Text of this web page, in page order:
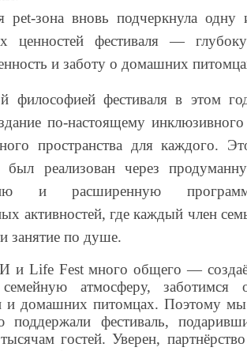
pet-зона вновь подчеркнула одну
ценностей фестиваля —
и заботу о домашних
философией фестиваля в этом
по-настоящему
пространства для каждого.
был реализован через
и расширенную
активностей, где каждый член
занятие по душе.
и Life Fest много общего —
атмосферу, заботимся
и домашних питомцах. Поэтому
поддержали фестиваль,
гостей. Уверен,